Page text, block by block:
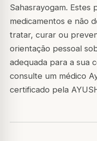
Sahasrayogam. Estes
medicamentos e não
tratar, curar ou
orientação pessoal
adequada para a sua
consulte um médico
certificado pela